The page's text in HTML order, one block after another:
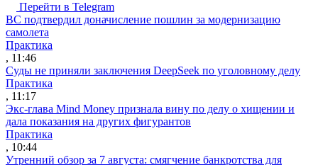
Перейти в Telegram
ВС подтвердил доначисление пошлин за модернизацию
самолета
Практика
, 11:46
Суды не приняли заключения DeepSeek по уголовному делу
Практика
, 11:17
Экс-глава Mind Money признала вину по делу о хищении и
дала показания на других фигурантов
Практика
, 10:44
Утренний обзор за 7 августа: смягчение банкротства для